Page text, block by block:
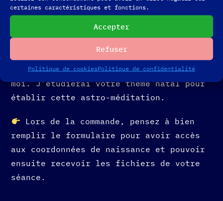
certaines caractéristiques et fonctions.
Accepter
Refuser
Politique de cookiesPolitique de confidentialité
différentes à chaque écoute, tout
simplement parce que vous changez au fil
séance du thème natal au préalable avec
moi. J’étudierai votre thème natal pour
établir cette astro-méditation.
Lors de la commande, pensez à bien
remplir le formulaire pour avoir accès
aux coordonnées de naissance et pouvoir
ensuite recevoir les fichiers de votre
séance.